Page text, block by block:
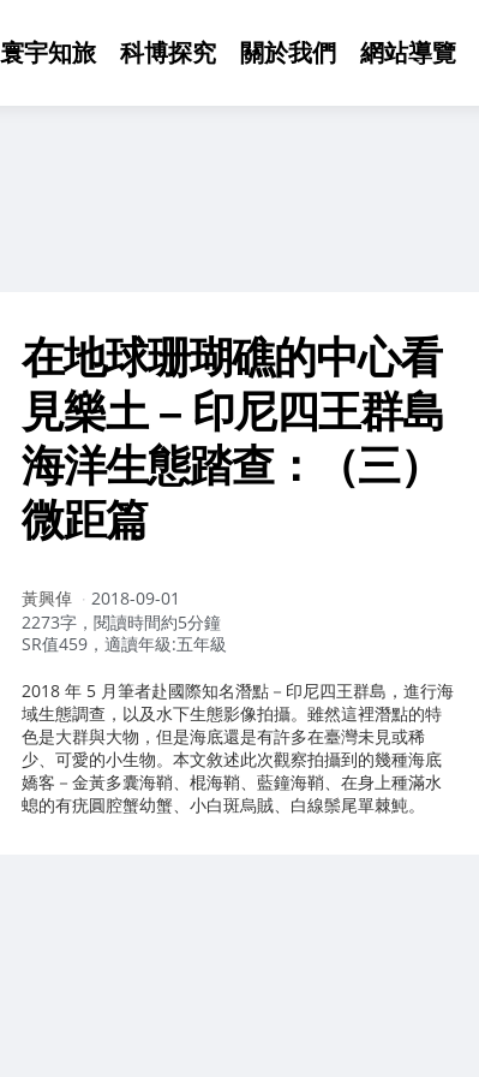
寰宇知旅 科博探究 關於我們 網站導覽
在地球珊瑚礁的中心看
見樂土 – 印尼四王群島
海洋生態踏查：（三）
微距篇
作
者：
黃興倬
2018-09-01
2273字，閱讀時間約5分鐘
SR值459，適讀年級:五年級
2018 年 5 月筆者赴國際知名潛點－印尼四王群島，進行海
域生態調查，以及水下生態影像拍攝。雖然這裡潛點的特
色是大群與大物，但是海底還是有許多在臺灣未見或稀
少、可愛的小生物。本文敘述此次觀察拍攝到的幾種海底
嬌客－金黃多囊海鞘、棍海鞘、藍鐘海鞘、在身上種滿水
螅的有疣圓腔蟹幼蟹、小白斑烏賊、白線鬃尾單棘魨。